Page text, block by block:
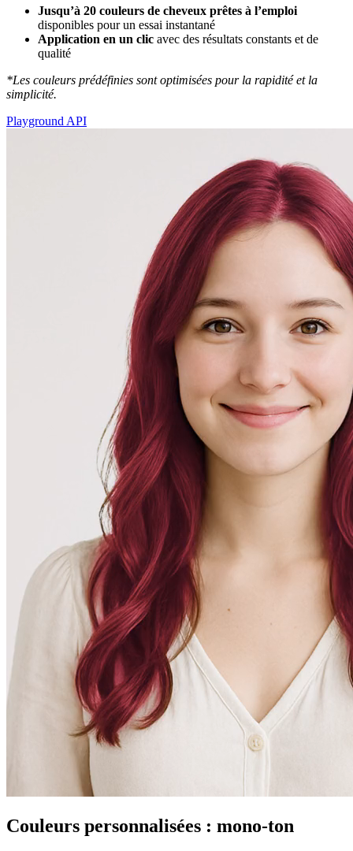
Jusqu’à 20 couleurs de cheveux prêtes à l’emploi
disponibles pour un essai instantané
Application en un clic avec des résultats constants et de
qualité
*Les couleurs prédéfinies sont optimisées pour la rapidité et la
simplicité.
Playground API
Couleurs personnalisées : mono-ton